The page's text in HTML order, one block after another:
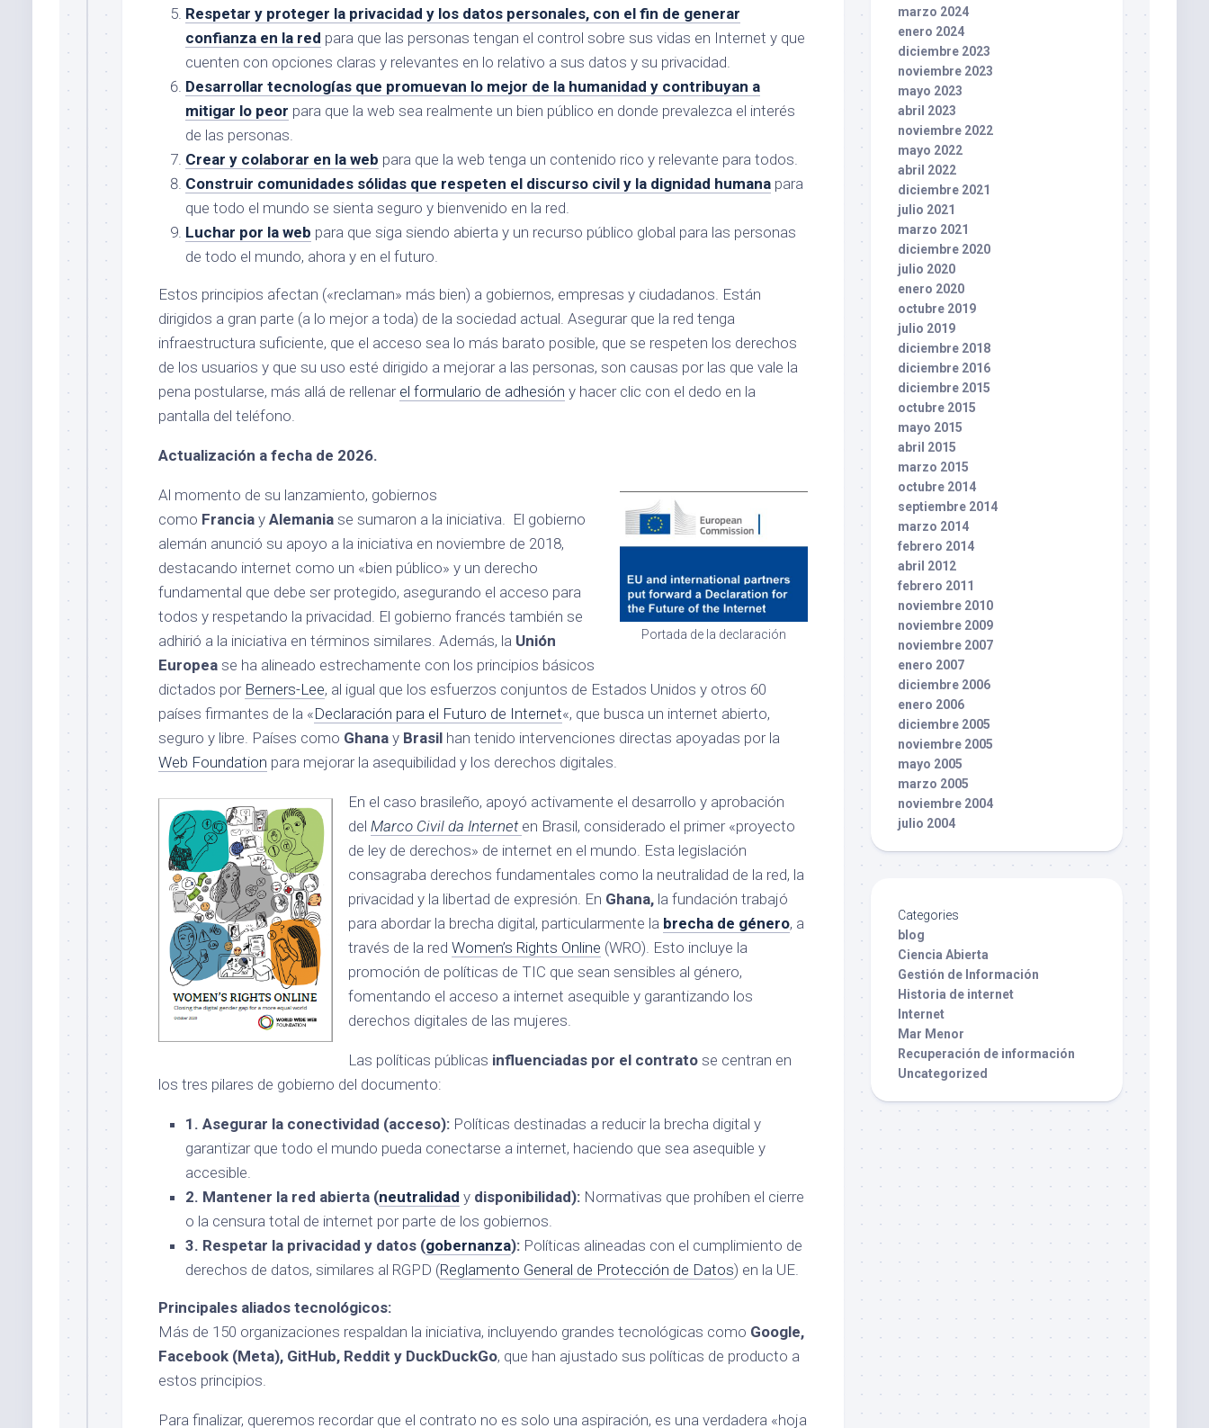
Respetar y proteger la privacidad y los datos personales, con el fin de generar
confianza en la red para que las personas tengan el control sobre sus vidas en Internet y que
cuenten con opciones claras y relevantes en lo relativo a sus datos y su privacidad.
Desarrollar tecnologías que promuevan lo mejor de la humanidad y contribuyan a
mitigar lo peor para que la web sea realmente un bien público en donde prevalezca el interés
de las personas.
Crear y colaborar en la web para que la web tenga un contenido rico y relevante para todos.
Construir comunidades sólidas que respeten el discurso civil y la dignidad humana para
que todo el mundo se sienta seguro y bienvenido en la red.
Luchar por la web para que siga siendo abierta y un recurso público global para las personas
de todo el mundo, ahora y en el futuro.
Estos principios afectan («reclaman» más bien) a gobiernos, empresas y ciudadanos. Están
dirigidos a gran parte (a lo mejor a toda) de la sociedad actual. Asegurar que la red tenga
infraestructura suficiente, que el acceso sea lo más barato posible, que se respeten los derechos
de los usuarios y que su uso esté dirigido a mejorar a las personas, son causas por las que vale la
pena postularse, más allá de rellenar el formulario de adhesión y hacer clic con el dedo en la
pantalla del teléfono.
Actualización a fecha de 2026.
Portada de la declaración
Al momento de su lanzamiento, gobiernos
como Francia y Alemania se sumaron a la iniciativa. El gobierno
alemán anunció su apoyo a la iniciativa en noviembre de 2018,
destacando internet como un «bien público» y un derecho
fundamental que debe ser protegido, asegurando el acceso para
todos y respetando la privacidad. El gobierno francés también se
adhirió a la iniciativa en términos similares. Además, la Unión
Europea se ha alineado estrechamente con los principios básicos
dictados por Berners-Lee, al igual que los esfuerzos conjuntos de Estados Unidos y otros 60
países firmantes de la «Declaración para el Futuro de Internet«, que busca un internet abierto,
seguro y libre. Países como Ghana y Brasil han tenido intervenciones directas apoyadas por la
Web Foundation para mejorar la asequibilidad y los derechos digitales.
En el caso brasileño, apoyó activamente el desarrollo y aprobación
del Marco Civil da Internet en Brasil, considerado el primer «proyecto
de ley de derechos» de internet en el mundo. Esta legislación
consagraba derechos fundamentales como la neutralidad de la red, la
privacidad y la libertad de expresión. En Ghana, la fundación trabajó
para abordar la brecha digital, particularmente la brecha de género, a
través de la red Women’s Rights Online (WRO). Esto incluye la
promoción de políticas de TIC que sean sensibles al género,
fomentando el acceso a internet asequible y garantizando los
derechos digitales de las mujeres.
Las políticas públicas influenciadas por el contrato se centran en
los tres pilares de gobierno del documento:
1. Asegurar la conectividad (acceso): Políticas destinadas a reducir la brecha digital y
garantizar que todo el mundo pueda conectarse a internet, haciendo que sea asequible y
accesible.
2. Mantener la red abierta (neutralidad y disponibilidad): Normativas que prohíben el cierre
o la censura total de internet por parte de los gobiernos.
3. Respetar la privacidad y datos (gobernanza): Políticas alineadas con el cumplimiento de
derechos de datos, similares al RGPD (Reglamento General de Protección de Datos) en la UE.
Principales aliados tecnológicos:
Más de 150 organizaciones respaldan la iniciativa, incluyendo grandes tecnológicas como Google,
Facebook (Meta), GitHub, Reddit y DuckDuckGo, que han ajustado sus políticas de producto a
estos principios.
Para finalizar, queremos recordar que el contrato no es solo una aspiración, es una verdadera «hoja
marzo 2024
enero 2024
diciembre 2023
noviembre 2023
mayo 2023
abril 2023
noviembre 2022
mayo 2022
abril 2022
diciembre 2021
julio 2021
marzo 2021
diciembre 2020
julio 2020
enero 2020
octubre 2019
julio 2019
diciembre 2018
diciembre 2016
diciembre 2015
octubre 2015
mayo 2015
abril 2015
marzo 2015
octubre 2014
septiembre 2014
marzo 2014
febrero 2014
abril 2012
febrero 2011
noviembre 2010
noviembre 2009
noviembre 2007
enero 2007
diciembre 2006
enero 2006
diciembre 2005
noviembre 2005
mayo 2005
marzo 2005
noviembre 2004
julio 2004
Categories
blog
Ciencia Abierta
Gestión de Información
Historia de internet
Internet
Mar Menor
Recuperación de información
Uncategorized